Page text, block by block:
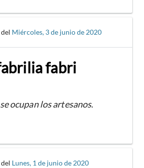
Miércoles, 3 de junio de 2020
fabri
ocupan los artesanos.
Lunes, 1 de junio de 2020